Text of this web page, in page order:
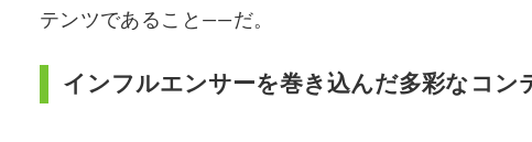
テンツであること――だ。
インフルエンサーを巻き込んだ多彩なコン